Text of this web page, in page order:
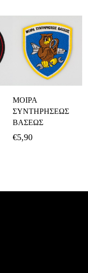
Περισσότερα
ΜΟΙΡΑ
ΣΥΝΤΗΡΗΣΕΩΣ
ΒΑΣΕΩΣ
€5,90